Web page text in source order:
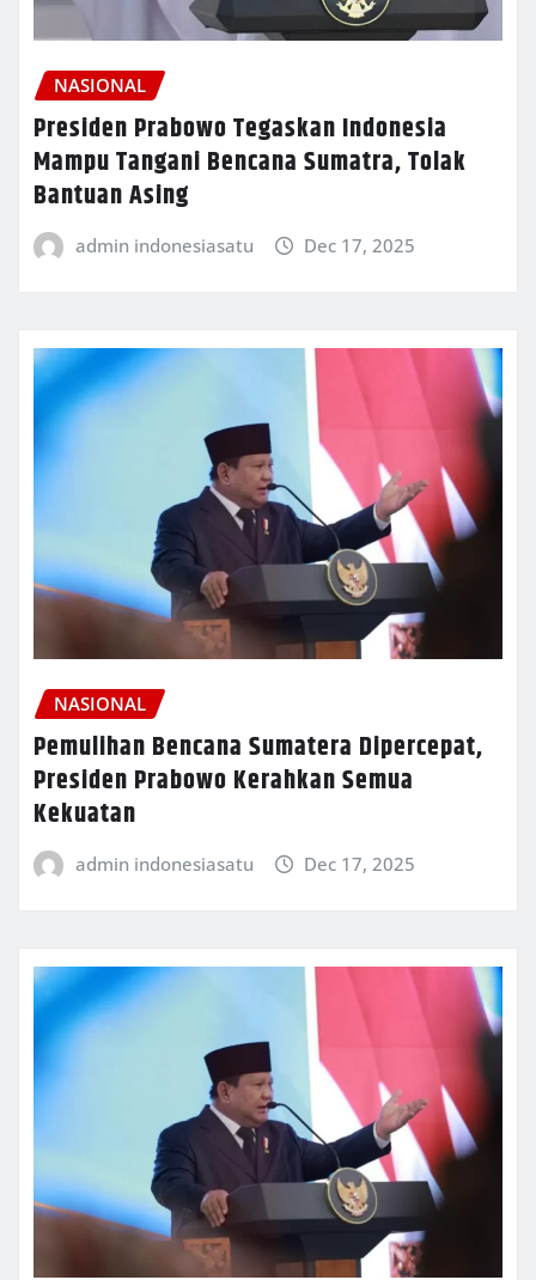
NASIONAL
Presiden Prabowo Tegaskan Indonesia
Mampu Tangani Bencana Sumatra, Tolak
Bantuan Asing
admin indonesiasatu Dec 17, 2025
NASIONAL
Pemulihan Bencana Sumatera Dipercepat,
Presiden Prabowo Kerahkan Semua
Kekuatan
admin indonesiasatu Dec 17, 2025